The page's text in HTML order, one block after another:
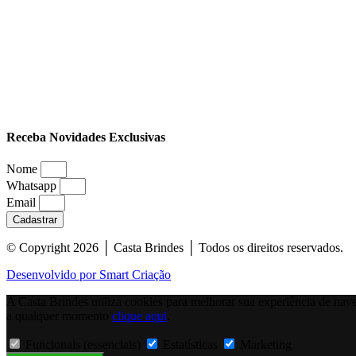
Receba Novidades Exclusivas
Nome
Whatsapp
Email
Cadastrar
© Copyright 2026 │ Casta Brindes │ Todos os direitos reservados.
Desenvolvido por Smart Criação
clique aqui